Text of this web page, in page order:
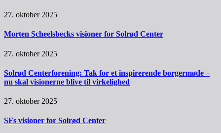
27. oktober 2025
Morten Scheelsbecks visioner for Solrød Center
27. oktober 2025
Solrød Centerforening: Tak for et inspirerende borgermøde –
nu skal visionerne blive til virkelighed
27. oktober 2025
SFs visioner for Solrød Center